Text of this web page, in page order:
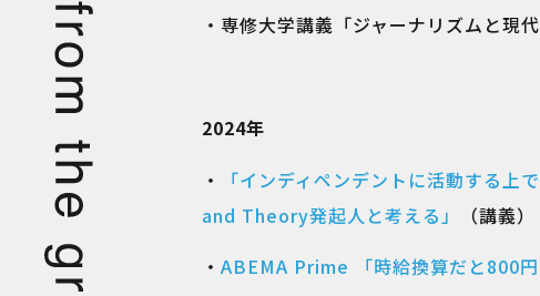
・専修大学講義「ジャーナリズムと現
2024年
・
「インディペンデントに活動する
and Theory発起人と考える」
（講義）
・ ABEMA Prime 「時給換算だと800